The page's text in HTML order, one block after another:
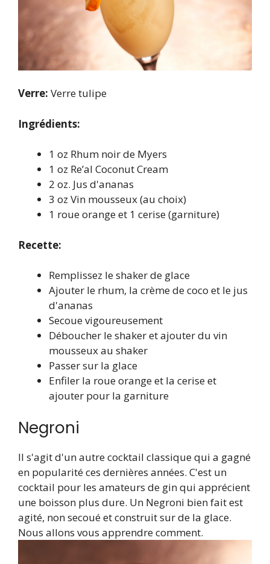
Verre: Verre tulipe
Ingrédients:
1 oz Rhum noir de Myers
1 oz Re’al Coconut Cream
2 oz. Jus d'ananas
3 oz Vin mousseux (au choix)
1 roue orange et 1 cerise (garniture)
Recette:
Remplissez le shaker de glace
Ajouter le rhum, la crème de coco et le jus
d'ananas
Secoue vigoureusement
Déboucher le shaker et ajouter du vin
mousseux au shaker
Passer sur la glace
Enfiler la roue orange et la cerise et
ajouter pour la garniture
Negroni
Il s'agit d'un autre cocktail classique qui a gagné
en popularité ces dernières années. C'est un
cocktail pour les amateurs de gin qui apprécient
une boisson plus dure. Un Negroni bien fait est
agité, non secoué et construit sur de la glace.
Nous allons vous apprendre comment.